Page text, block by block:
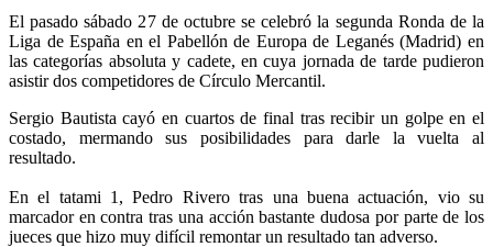
El pasado sábado 27 de octubre se celebró la segunda Ronda de la
Liga de España en el Pabellón de Europa de Leganés (Madrid) en
las categorías absoluta y cadete, en cuya jornada de tarde pudieron
asistir dos competidores de Círculo Mercantil.
Sergio Bautista cayó en cuartos de final tras recibir un golpe en el
costado, mermando sus posibilidades para darle la vuelta al
resultado.
En el tatami 1, Pedro Rivero tras una buena actuación, vio su
marcador en contra tras una acción bastante dudosa por parte de los
jueces que hizo muy difícil remontar un resultado tan adverso.